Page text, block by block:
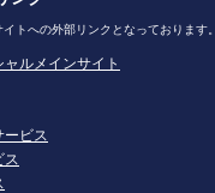
トへの外部リンクとなっております。
ルメインサイト
ービス
ス